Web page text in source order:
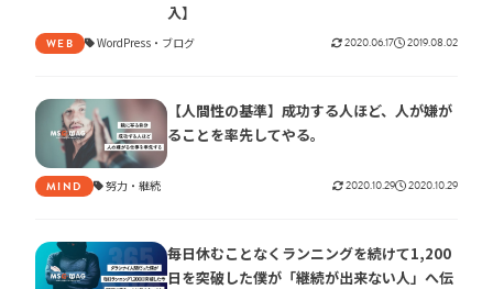
入】
WEB WordPress ブログ 2020.06.17 2019.08.02
【人間性の基準】成功する人ほど、人が嫌が
ることを率先してやる。
MIND 努力 継続 2020.10.29 2020.10.29
毎日休むことなくランニングを続けて1,200
日を突破した僕が「継続が出来ない人」へ伝